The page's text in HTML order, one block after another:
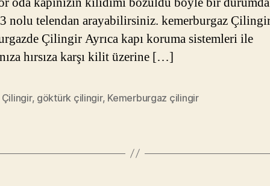
nolu telendan arayabilirsiniz. kemerburgaz
Çilingir Ayrıca kapı koruma sistemleri ile
hırsıza karşı kilit üzerine […]
, göktürk çilingir, Kemerburgaz çilingir